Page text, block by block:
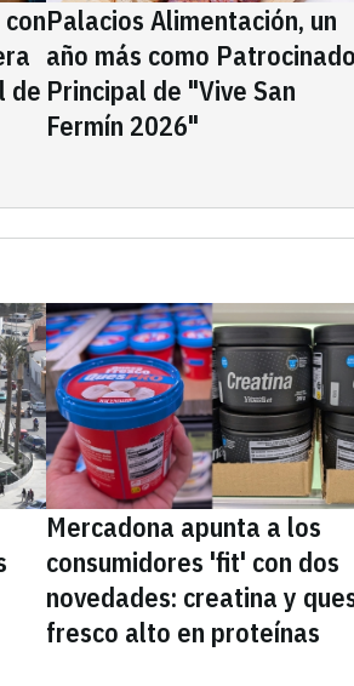
de
Palacios Alimentación, un
año más como
Principal de "Vive San
Fermín 2026"
Mercadona apunta a los
consumidores 'fit' con dos
novedades: creatina y
fresco alto en proteínas